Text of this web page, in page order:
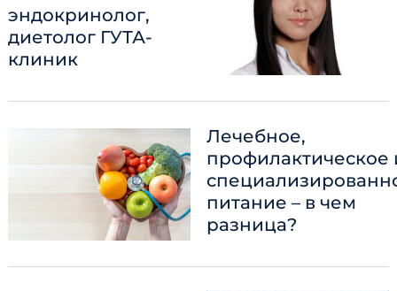
эндокринолог,
диетолог ГУТА-
клиник
Лечебное,
профилактическое
питание – в чем
разница?